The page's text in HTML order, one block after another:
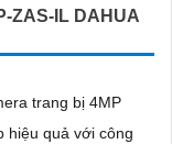
ZAS-IL DAHUA
trang bị 4MP
hiệu quả với công